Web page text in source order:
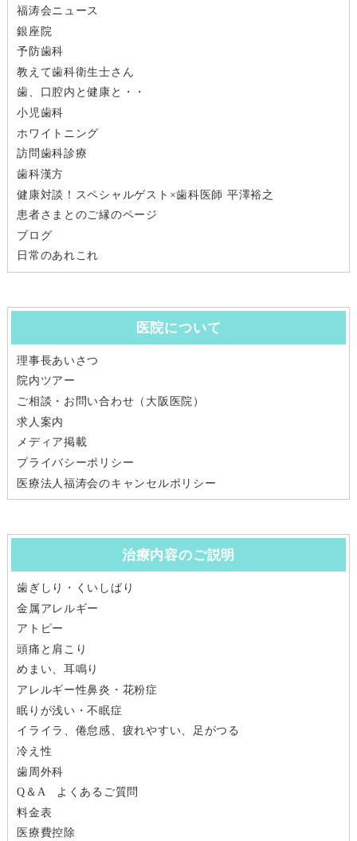
ョ
ン
福涛会ニュース
銀座院
予防歯科
教えて歯科衛生士さん
歯、口腔内と健康と・・
小児歯科
ホワイトニング
訪問歯科診療
歯科漢方
健康対談！スペシャルゲスト×歯科医師 平澤裕之
患者さまとのご縁のページ
ブログ
日常のあれこれ
医院について
理事長あいさつ
院内ツアー
ご相談・お問い合わせ（大阪医院）
求人案内
メディア掲載
プライバシーポリシー
医療法人福涛会のキャンセルポリシー
治療内容のご説明
歯ぎしり・くいしばり
金属アレルギー
アトピー
頭痛と肩こり
めまい、耳鳴り
アレルギー性鼻炎・花粉症
眠りが浅い・不眠症
イライラ、倦怠感、疲れやすい、足がつる
冷え性
歯周外科
Q＆A よくあるご質問
料金表
医療費控除